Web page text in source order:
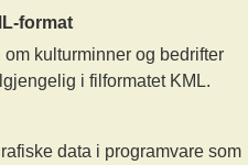
format
kulturminner og bedrifter
i filformatet KML.
data i programvare som